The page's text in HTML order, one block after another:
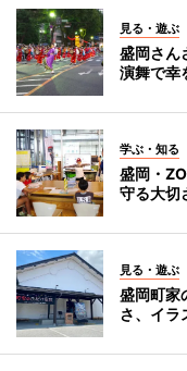
見る・遊ぶ
盛岡さ
演舞で幸
学ぶ・知る
盛岡・
守る大切
見る・遊ぶ
盛岡町
さ、イラ